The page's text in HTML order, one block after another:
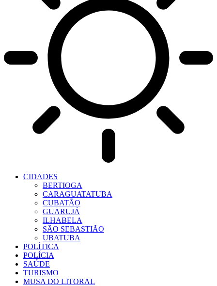
CIDADES
BERTIOGA
CARAGUATATUBA
CUBATÃO
GUARUJÁ
ILHABELA
SÃO SEBASTIÃO
UBATUBA
POLÍTICA
POLÍCIA
SAÚDE
TURISMO
MUSA DO LITORAL